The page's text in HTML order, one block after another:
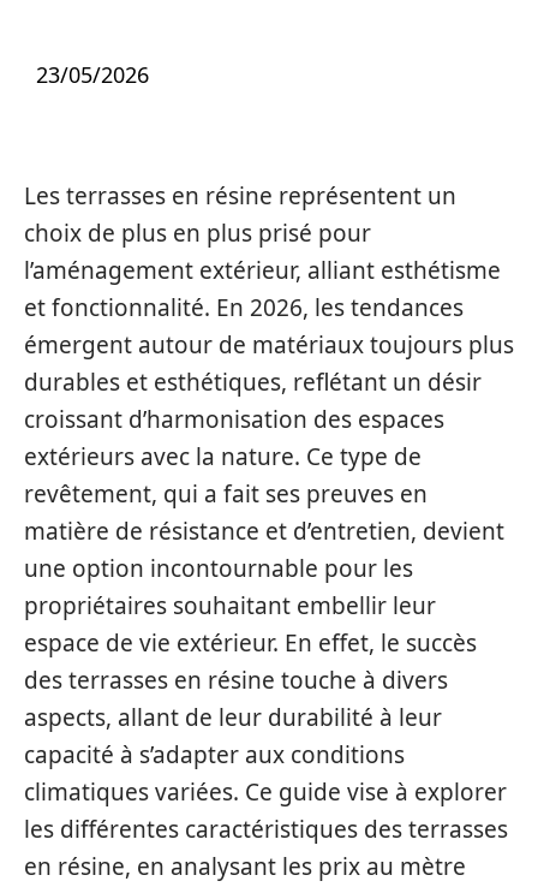
23/05/2026
Les terrasses en résine représentent un
choix de plus en plus prisé pour
l’aménagement extérieur, alliant esthétisme
et fonctionnalité. En 2026, les tendances
émergent autour de matériaux toujours plus
durables et esthétiques, reflétant un désir
croissant d’harmonisation des espaces
extérieurs avec la nature. Ce type de
revêtement, qui a fait ses preuves en
matière de résistance et d’entretien, devient
une option incontournable pour les
propriétaires souhaitant embellir leur
espace de vie extérieur. En effet, le succès
des terrasses en résine touche à divers
aspects, allant de leur durabilité à leur
capacité à s’adapter aux conditions
climatiques variées. Ce guide vise à explorer
les différentes caractéristiques des terrasses
en résine, en analysant les prix au mètre